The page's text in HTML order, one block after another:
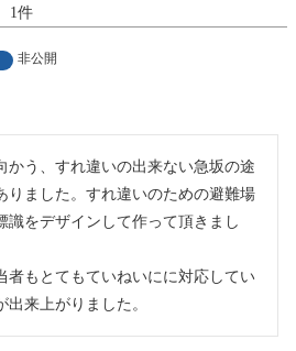
1
非公開
かう、すれ違いの出来ない急坂の途
りました。すれ違いのための避難場
識をデザインして作って頂きまし
者もとてもていねいにに対応してい
来上がりました。